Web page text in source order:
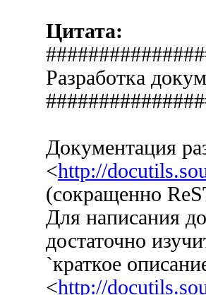
Цитата:
Разработка
Документация
<http://
(сокращенно
Для написания
достаточно
`краткое
<http://